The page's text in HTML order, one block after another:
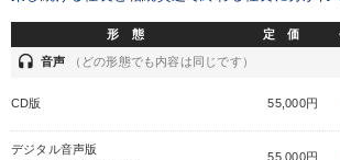
形 態 定 価
headset 音声 （どの形態でも内容は同じです）
CD版 55,000円
デジタル音声版
55,000円